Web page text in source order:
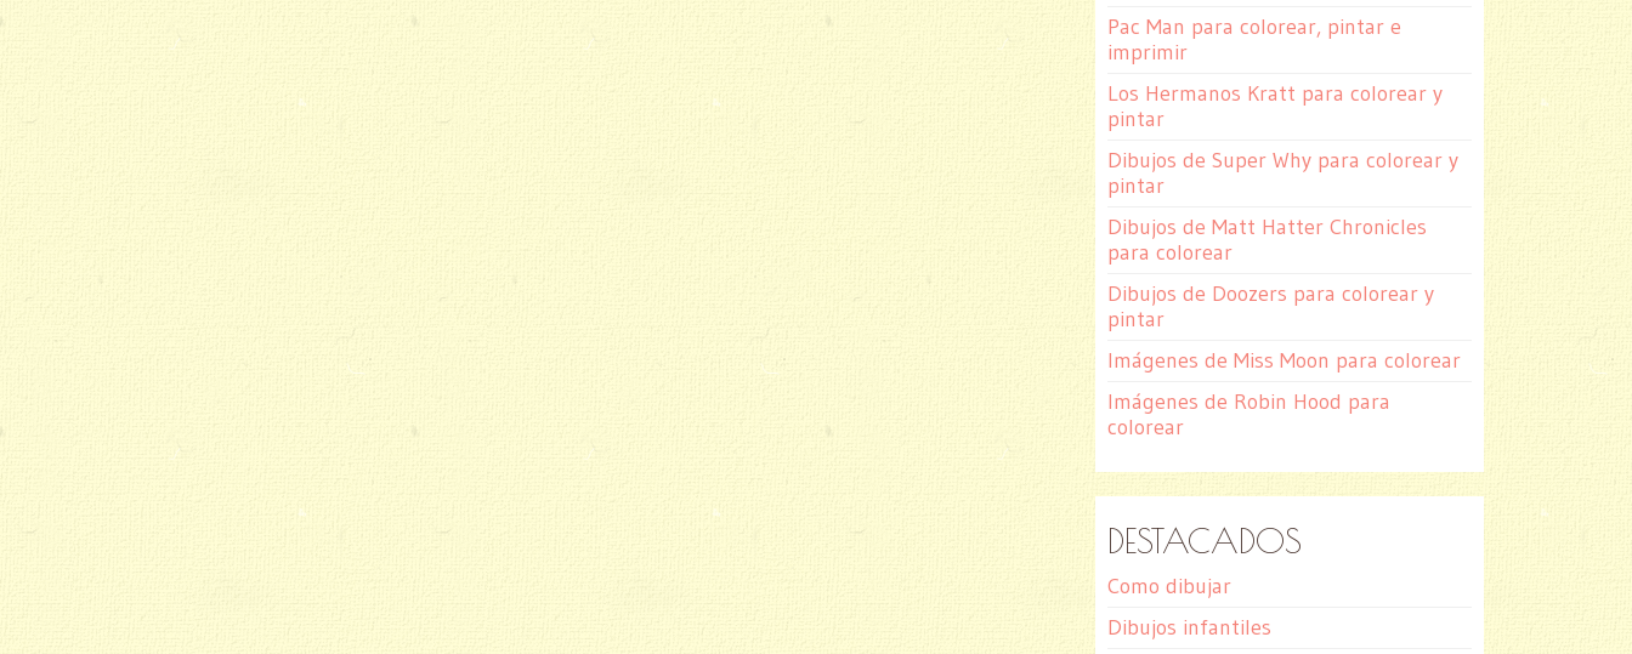
Pac Man para colorear, pintar e
imprimir
Los Hermanos Kratt para colorear y
pintar
Dibujos de Super Why para colorear y
pintar
Dibujos de Matt Hatter Chronicles
para colorear
Dibujos de Doozers para colorear y
pintar
Imágenes de Miss Moon para colorear
Imágenes de Robin Hood para
colorear
DESTACADOS
Como dibujar
Dibujos infantiles